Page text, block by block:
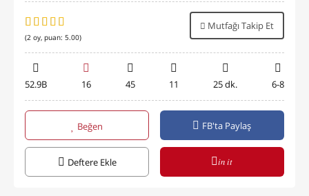
(2 oy, puan: 5.00)
Mutfağı Takip Et
52.9B 16 45 11 25 dk. 6-8
Beğen FB'ta Paylaş
Deftere Ekle in it